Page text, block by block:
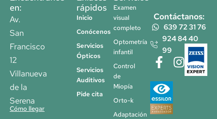
en:
Av.
San
Francisco
12
Villanueva
de la
Serena
Cómo llegar
rápidos
Inicio
Conócenos
Servicios
Ópticos
Servicios
Auditivos
Pide cita
Examen
visual
completo
Optometría
infantil
Control
de
Miopía
Orto-k
Adaptación
Contáctanos:
639 72 31 76
924 84 40
99
F
a
c
e
b
I
n
T
i